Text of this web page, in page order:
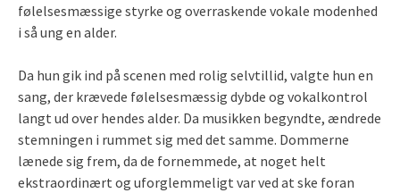
følelsesmæssige styrke og overraskende vokale modenhed
i så ung en alder.
Da hun gik ind på scenen med rolig selvtillid, valgte hun en
sang, der krævede følelsesmæssig dybde og vokalkontrol
langt ud over hendes alder. Da musikken begyndte, ændrede
stemningen i rummet sig med det samme. Dommerne
lænede sig frem, da de fornemmede, at noget helt
ekstraordinært og uforglemmeligt var ved at ske foran